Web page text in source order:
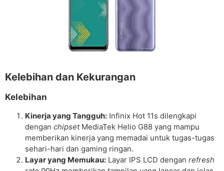
Kelebihan dan Kekurangan
Kelebihan
Kinerja yang Tangguh: Infinix Hot 11s dilengkapi
dengan chipsetMediaTek Helio G88 yang mampu
memberikan kinerja yang memadai untuk tugas-tugas
sehari-hari dan gaming ringan.
Layar yang Memukau: Layar IPS LCD dengan refresh